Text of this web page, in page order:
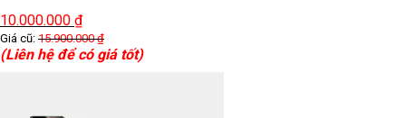
10.000.000 ₫
Giá cũ: 15.900.000₫
(Liên hệ để có giá tốt)